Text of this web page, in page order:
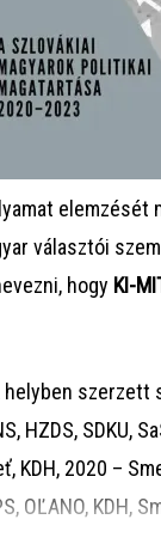
elemzését
választói
hogy KI-
szerzett
HZDS, SDKU,
KDH, 2020 –
OĽANO, KDH,